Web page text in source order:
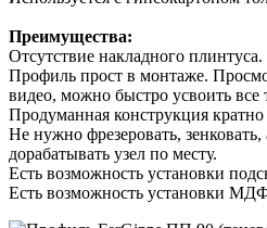
Преимущества:
Отсутствие накладного плинтуса.
Профиль прост в монтаже.
видео, можно быстро усвоить все
Продуманная конструкция
Не нужно фрезеровать, зенковать,
дорабатывать узел по месту.
Есть возможность установки
Есть возможность установки